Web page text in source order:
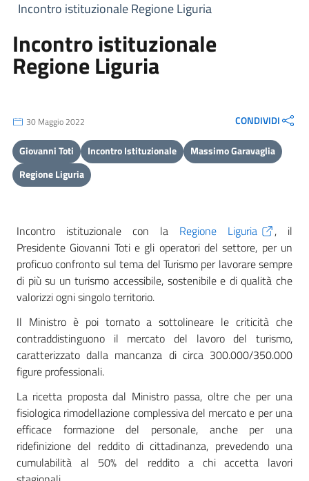
Incontro istituzionale Regione Liguria
Incontro istituzionale
Regione Liguria
30 Maggio 2022 CONDIVIDI
Giovanni Toti Incontro Istituzionale
Massimo Garavaglia
Regione Liguria
Incontro istituzionale con la Regione Liguria
, il
Presidente Giovanni Toti e gli operatori del settore, per un
proficuo confronto sul tema del Turismo per lavorare sempre
di più su un turismo accessibile, sostenibile e di qualità che
valorizzi ogni singolo territorio.
Il Ministro è poi tornato a sottolineare le criticità che
contraddistinguono il mercato del lavoro del turismo,
caratterizzato dalla mancanza di circa 300.000/350.000
figure professionali.
La ricetta proposta dal Ministro passa, oltre che per una
fisiologica rimodellazione complessiva del mercato e per una
efficace formazione del personale, anche per una
ridefinizione del reddito di cittadinanza, prevedendo una
cumulabilità al 50% del reddito a chi accetta lavori